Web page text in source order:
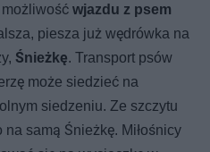
możliwośćwjazdu z psem
piesza już wędrówka na
Śnieżkę. Transport psów
może siedzieć na
siedzeniu. Ze szczytu
samą Śnieżkę. Miłośnicy